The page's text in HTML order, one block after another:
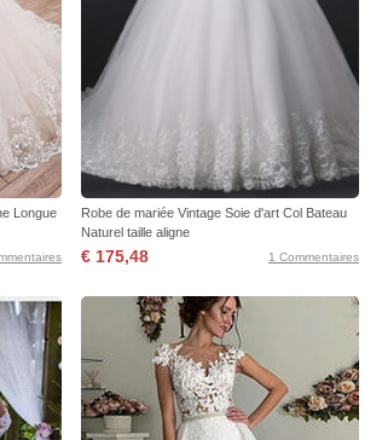
Longue
Robe de mariée Vintage Soie d'art Col Bateau
Naturel taille aligne
€ 175,48 1 Commentaires